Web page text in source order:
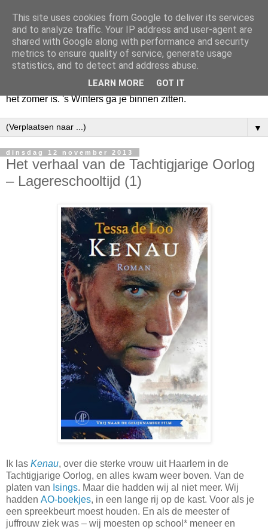
Huize Zeezicht
Als het lente is, lees ik een krant op een terras en drink een
latte uit een glas. Of om het even een boek met een
cappuccino of een dubbele espresso. Maar dat kan ook als
het zomer is. 's Winters ga je binnen zitten.
▼
dinsdag 12 november 2013
Het verhaal van de Tachtigjarige Oorlog
– Lagereschooltijd (1)
Ik las Kenau, over die sterke vrouw uit Haarlem in de
Tachtigjarige Oorlog, en alles kwam weer boven. Van de
platen van Isings. Maar die hadden wij al niet meer. Wij
hadden AO-boekjes, in een lange rij op de kast. Voor als je
een spreekbeurt moest houden. En als de meester of
juffrouw ziek was – wij moesten op school* meneer en
This site uses cookies from Google to deliver its services
and to analyze traffic. Your IP address and user-agent are
shared with Google along with performance and security
metrics to ensure quality of service, generate usage
statistics, and to detect and address abuse.
LEARN MORE GOT IT